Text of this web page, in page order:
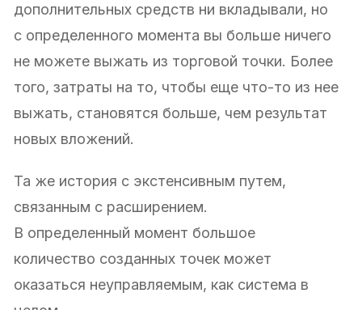
дополнительных средств ни вкладывали, но
с определенного момента вы больше ничего
не можете выжать из торговой точки. Более
того, затраты на то, чтобы еще что-то из нее
выжать, становятся больше, чем результат
новых вложений.
Та же история с экстенсивным путем,
связанным с расширением.
В определенный момент большое
количество созданных точек может
оказаться неуправляемым, как система в